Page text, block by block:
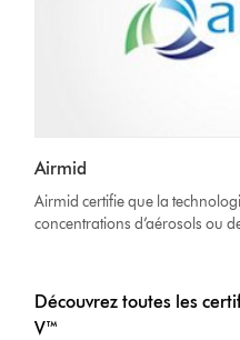
Airmid
Airmid certifie que la
concentrations d’aérosols ou
Découvrez toutes les
V™